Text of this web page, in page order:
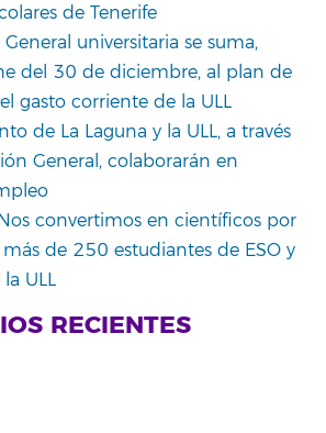
de Tenerife
universitaria se suma,
del 30 de diciembre, al plan de
gasto corriente de la ULL
de La Laguna y la ULL, a través
General, colaborarán en
convertimos en científicos por
más de 250 estudiantes de ESO y
ULL
RECIENTES